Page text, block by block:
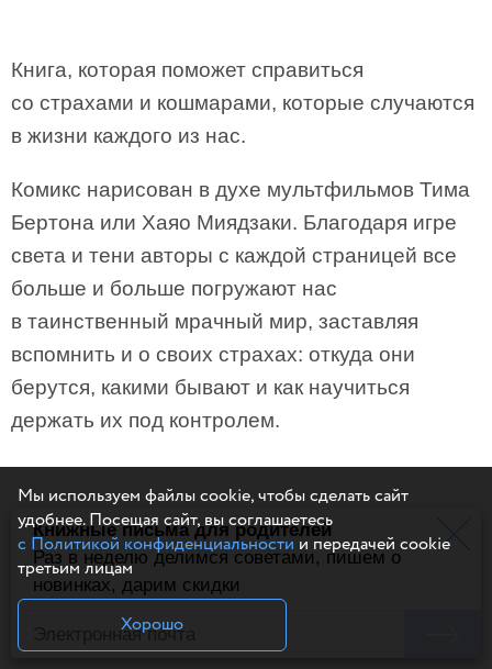
Книга, которая поможет справиться
со страхами и кошмарами, которые случаются
в жизни каждого из нас.
Комикс нарисован в духе мультфильмов Тима
Бертона или Хаяо Миядзаки. Благодаря игре
света и тени авторы с каждой страницей все
больше и больше погружают нас
в таинственный мрачный мир, заставляя
вспомнить и о своих страхах: откуда они
берутся, какими бывают и как научиться
держать их под контролем.
15.Это вам не отель
Книжные письма для родителей
Раз в неделю делимся советами, пишем о
новинках, дарим скидки
Мы используем файлы cookie, чтобы сделать сайт
удобнее. Посещая сайт, вы соглашаетесь
с Политикой конфиденциальностии передачей cookie
третьим лицам
Хорошо